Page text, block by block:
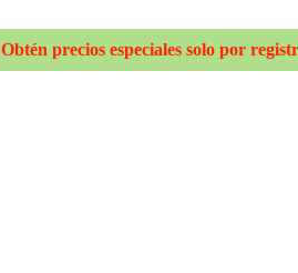
Obtén precios especiales solo por